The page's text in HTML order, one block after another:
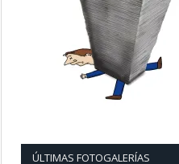
ÚLTIMAS FOTOGALERÍAS